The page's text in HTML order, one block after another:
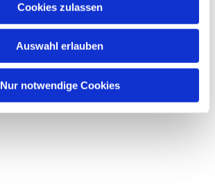
Cookies zulassen
Auswahl erlauben
Nur notwendige Cookies